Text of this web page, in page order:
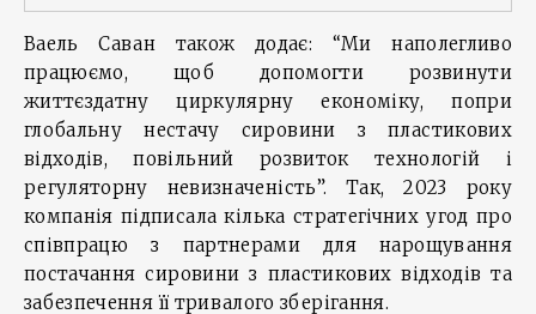
Ваель Саван також додає: “Ми наполегливо
працюємо, щоб допомогти розвинути
життєздатну циркулярну економіку, попри
глобальну нестачу сировини з пластикових
відходів, повільний розвиток технологій і
регуляторну невизначеність”. Так, 2023 року
компанія підписала кілька стратегічних угод про
співпрацю з партнерами для нарощування
постачання сировини з пластикових відходів та
забезпечення її тривалого зберігання.